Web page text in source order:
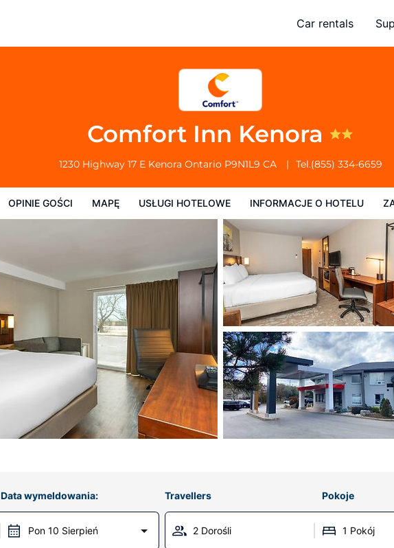
Car rentals
Comfort Inn Kenora
1230 Highway 17 E Kenora Ontario P9N1L9 CA Tel.(855) 334-6659
OPINIE GOŚCI MAPĘ USŁUGI HOTELOWE INFORMACJE O HOTELU
Zasady działalności hotelu
Data wymeldowania:
Pon 10 Sierpień
Travellers Pokoje
2 Dorośli 1 Pokój